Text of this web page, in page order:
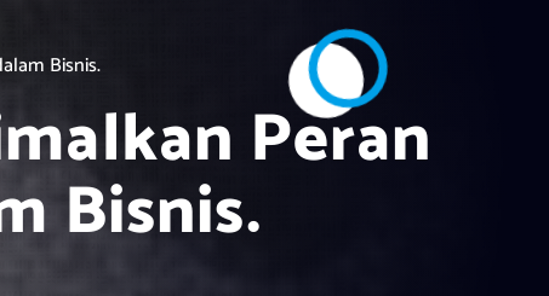
Bisnis.
Peran
Bisnis.